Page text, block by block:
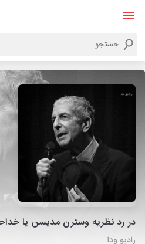
در رد نظریه وسترن مدیسن یا
رادیو ودا